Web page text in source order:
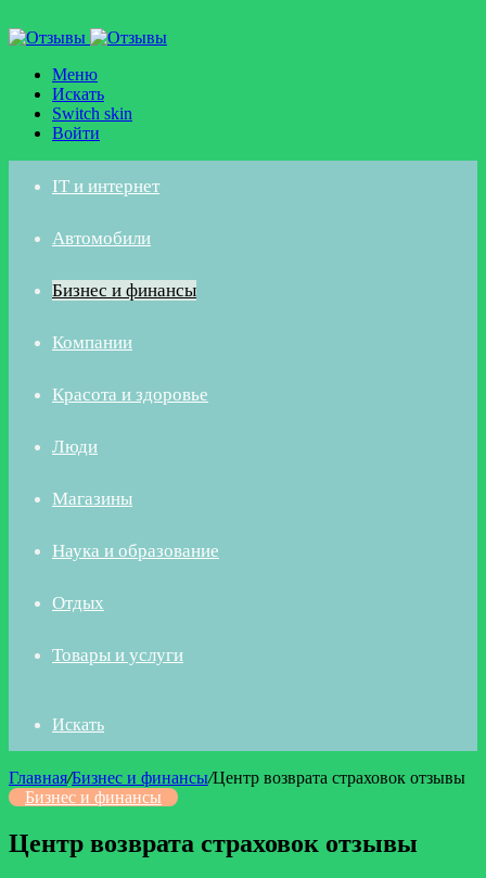
Меню
Искать
Switch skin
Войти
IT и интернет
Автомобили
Бизнес и финансы
Компании
Красота и здоровье
Люди
Магазины
Наука и образование
Отдых
Товары и услуги
Искать
Главная/Бизнес и финансы/Центр возврата страховок отзывы
Бизнес и финансы
Центр возврата страховок отзывы